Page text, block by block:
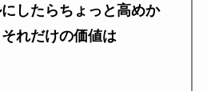
したらちょっと高めか
れだけの価値は